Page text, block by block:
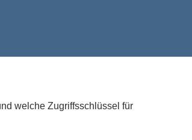
welche Zugriffsschlüssel für